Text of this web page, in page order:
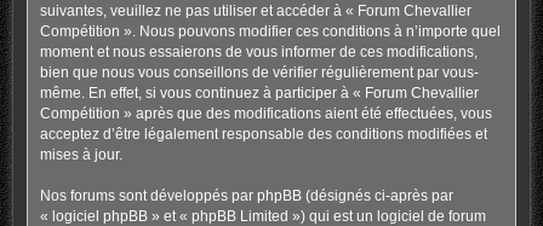
suivantes, veuillez ne pas utiliser et accéder à « Forum Chevallier
Compétition ». Nous pouvons modifier ces conditions à n’importe quel
moment et nous essaierons de vous informer de ces modifications,
bien que nous vous conseillons de vérifier régulièrement par vous-
même. En effet, si vous continuez à participer à « Forum Chevallier
Compétition » après que des modifications aient été effectuées, vous
acceptez d’être légalement responsable des conditions modifiées et
mises à jour.
Nos forums sont développés par phpBB (désignés ci-après par
« logiciel phpBB » et « phpBB Limited ») qui est un logiciel de forum